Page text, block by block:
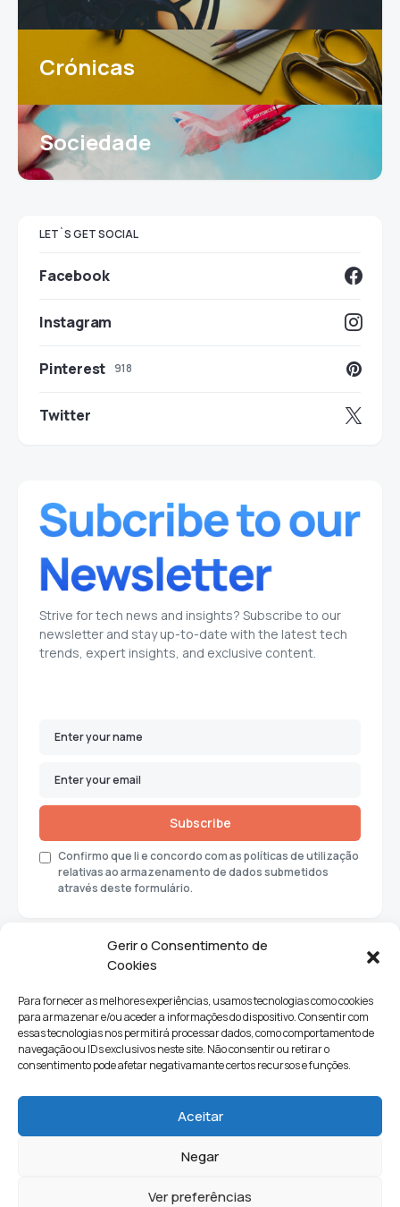
Gerir o Consentimento de
Cookies
Para fornecer as melhores experiências, usamos tecnologias como cookies
para armazenar e/ou aceder a informações do dispositivo. Consentir com
essas tecnologias nos permitirá processar dados, como comportamento de
navegação ou IDs exclusivos neste site. Não consentir ou retirar o
consentimento pode afetar negativamante certos recursos e funções.
Aceitar
Negar
Ver preferências
Crónicas
Sociedade
LET`S GET SOCIAL
Facebook
Instagram
Pinterest 918
Twitter
Strive for tech news and insights? Subscribe to our
newsletter and stay up-to-date with the latest tech
trends, expert insights, and exclusive content.
Subscribe
Confirmo que li e concordo com as políticas de utilização
relativas ao armazenamento de dados submetidos
através deste formulário.
Ciências e Tecnologia